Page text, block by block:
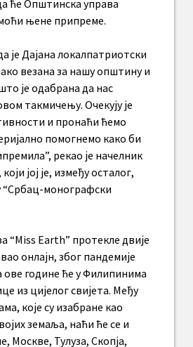
ће Општинска управа
њене припреме.
је Дајана локалпатриотски
везана за нашу општину и
је одабрана да нас
такмичењу. Очекују је
и пронаћи ћемо
помогнемо како би
рекао је начелник
јој је, између осталог,
монографски
“Miss Earth” протекле двије
онлајн, због пандемије
ове године ће у Филипинима
из цијелог свијета. Међу
које су изабране као
земаља, наћи ће се и
Москве, Тулуза, Скопја,